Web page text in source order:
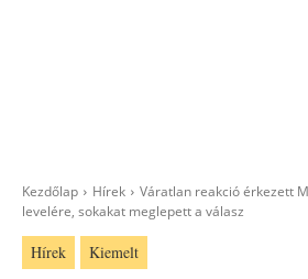
Kezdőlap Hírek
Váratlan reakció érkezett
levelére, sokakat meglepett a válasz
Hírek Kiemelt